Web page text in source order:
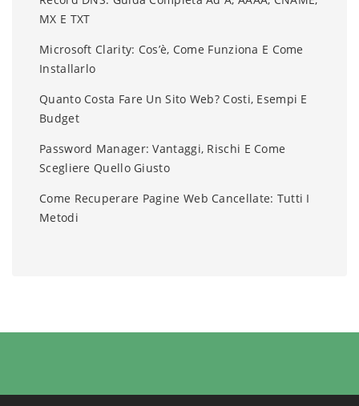
MX E TXT
Microsoft Clarity: Cos’è, Come Funziona E Come
Installarlo
Quanto Costa Fare Un Sito Web? Costi, Esempi E
Budget
Password Manager: Vantaggi, Rischi E Come
Scegliere Quello Giusto
Come Recuperare Pagine Web Cancellate: Tutti I
Metodi